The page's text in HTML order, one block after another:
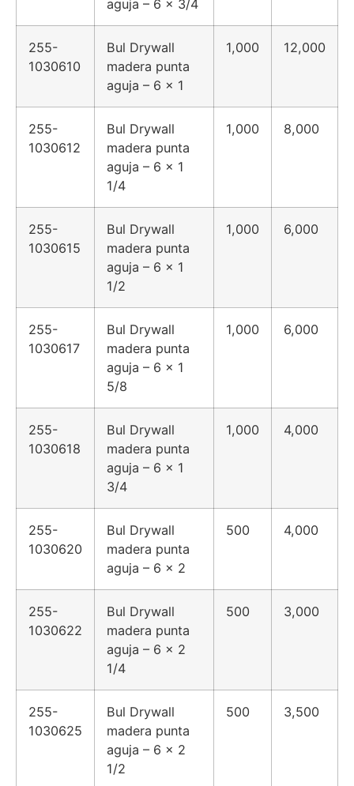
aguja – 6 x 3/4
255-
1030610
Bul Drywall
madera punta
aguja – 6 x 1
1,000 12,000
255-
1030612
Bul Drywall
madera punta
aguja – 6 x 1
1/4
1,000 8,000
255-
1030615
Bul Drywall
madera punta
aguja – 6 x 1
1/2
1,000 6,000
255-
1030617
Bul Drywall
madera punta
aguja – 6 x 1
5/8
1,000 6,000
255-
1030618
Bul Drywall
madera punta
aguja – 6 x 1
3/4
1,000 4,000
255-
1030620
Bul Drywall
madera punta
aguja – 6 x 2
500 4,000
255-
1030622
Bul Drywall
madera punta
aguja – 6 x 2
1/4
500 3,000
255-
1030625
Bul Drywall
madera punta
aguja – 6 x 2
1/2
500 3,500